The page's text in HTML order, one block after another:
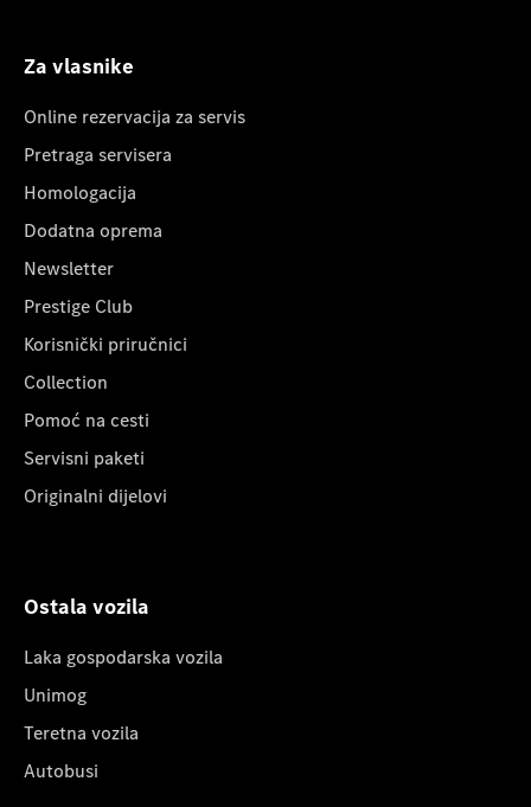
Za vlasnike
Online rezervacija za servis
Pretraga servisera
Homologacija
Dodatna oprema
Newsletter
Prestige Club
Korisnički priručnici
Collection
Pomoć na cesti
Servisni paketi
Originalni dijelovi
Ostala vozila
Laka gospodarska vozila
Unimog
Teretna vozila
Autobusi